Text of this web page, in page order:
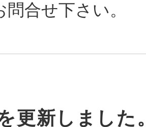
合せ下さい。
更新しました